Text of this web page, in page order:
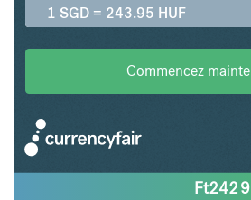
1 SGD = 243.95 HUF
Commencez
Ft242